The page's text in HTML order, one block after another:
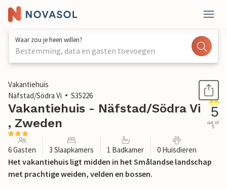
Waar zou je heen willen?
Bestemming, data en gasten toevoegen
1 / 17
Vakantiehuis
Näfstad/Södra Vi
S35226
Vakantiehuis - Näfstad/Södra Vi
, Zweden
5
out of
5
6 Gasten 3 Slaapkamers 1 Badkamer 0 Huisdieren
Het vakantiehuis ligt midden in het Smålandse landschap
met prachtige weiden, velden en bossen.